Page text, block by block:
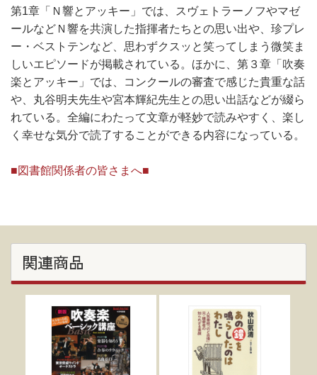
第1章「Ｎ響とアッキー」では、スヴェトラーノフやマゼ
ールなどＮ響を共演した指揮者たちとの思い出や、珍プレ
ー・ベストテンなど、思わずクスッと笑ってしまう微笑ま
しいエピソードが掲載されている。ほかに、第３章「吹奏
楽とアッキー」では、コンクールの審査で感じた貴重な話
や、丸谷明夫先生や宮本輝紀先生との思い出話などが綴ら
れている。全編にわたって文章が軽妙で読みやすく、楽し
く幸せな気分で読了することができる内容になっている。
■図書館関係者の皆さまへ■
関連商品